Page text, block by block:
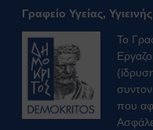
Γραφείο Υγείας,
Το
που